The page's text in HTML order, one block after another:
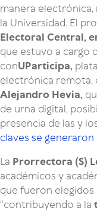
manera
la Universidad. El
Electoral Central,
que estuvo a cargo
conUParticipa,
electrónica remota,
Alejandro Hevia,
de urna digital,
presencia de las y
claves se generaron
La Prorrectora (S)
académicos y
que fueron
“contribuyendo a la